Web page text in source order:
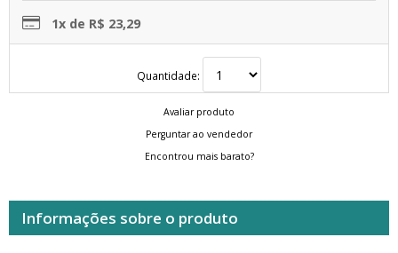
1x de R$ 23,29
Quantidade:
Avaliar produto
Perguntar ao vendedor
Encontrou mais barato?
Informações sobre o produto